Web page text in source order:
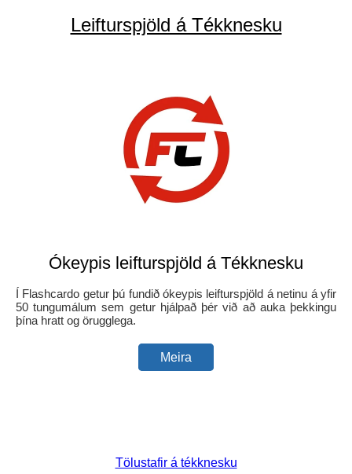
Leifturspjöld á Tékknesku
Ókeypis leifturspjöld á Tékknesku
Í Flashcardo getur þú fundið ókeypis leifturspjöld á netinu á yfir
50 tungumálum sem getur hjálpað þér við að auka þekkingu
þína hratt og örugglega.
Meira
Tölustafir á tékknesku